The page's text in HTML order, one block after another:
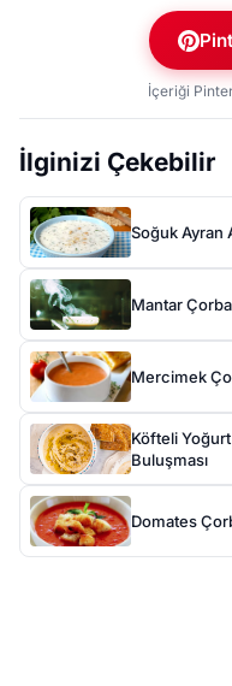
İçeriği
İlginizi Çekebilir
Soğuk Ayran
Mantar
Mercimek
Köfteli
Buluşması
Domates